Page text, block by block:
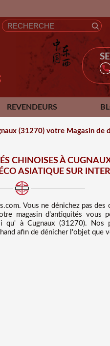
REVENDEURS
CONTACT
(31270) votre Magasin de
CHINOISES À
ASIATIQUE SUR
Vous ne dénichez pas des
magasin d’antiquités vous
à Cugnaux (31270).
afin de dénicher l'objet que